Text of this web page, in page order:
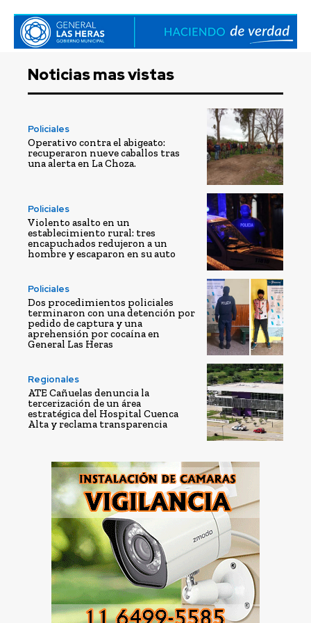
Noticias mas vistas
Policiales
Operativo contra el abigeato:
recuperaron nueve caballos tras
una alerta en La Choza.
Policiales
Violento asalto en un
establecimiento rural: tres
encapuchados redujeron a un
hombre y escaparon en su auto
Policiales
Dos procedimientos policiales
terminaron con una detención por
pedido de captura y una
aprehensión por cocaína en
General Las Heras
Regionales
ATE Cañuelas denuncia la
tercerización de un área
estratégica del Hospital Cuenca
Alta y reclama transparencia